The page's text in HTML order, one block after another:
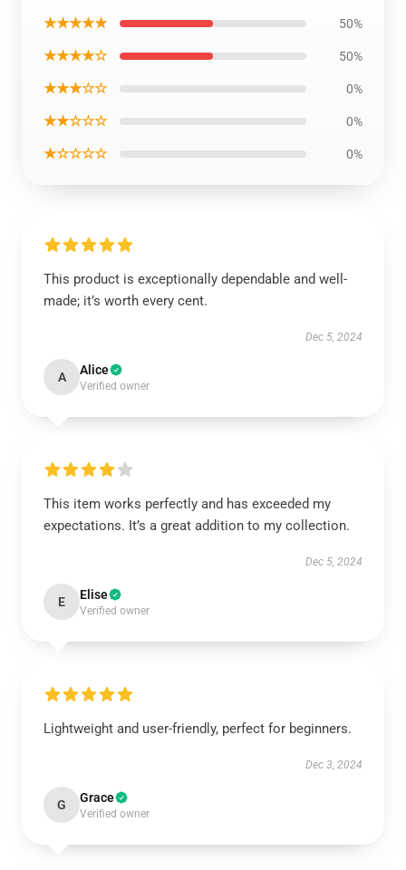
★★★★★ 50%
★★★★☆ 50%
★★★☆☆ 0%
★★☆☆☆ 0%
★☆☆☆☆ 0%
This product is exceptionally dependable and well-
made; it’s worth every cent.
Dec 5, 2024
A Alice
Verified owner
This item works perfectly and has exceeded my
expectations. It’s a great addition to my collection.
Dec 5, 2024
E Elise
Verified owner
Lightweight and user-friendly, perfect for beginners.
Dec 3, 2024
G Grace
Verified owner